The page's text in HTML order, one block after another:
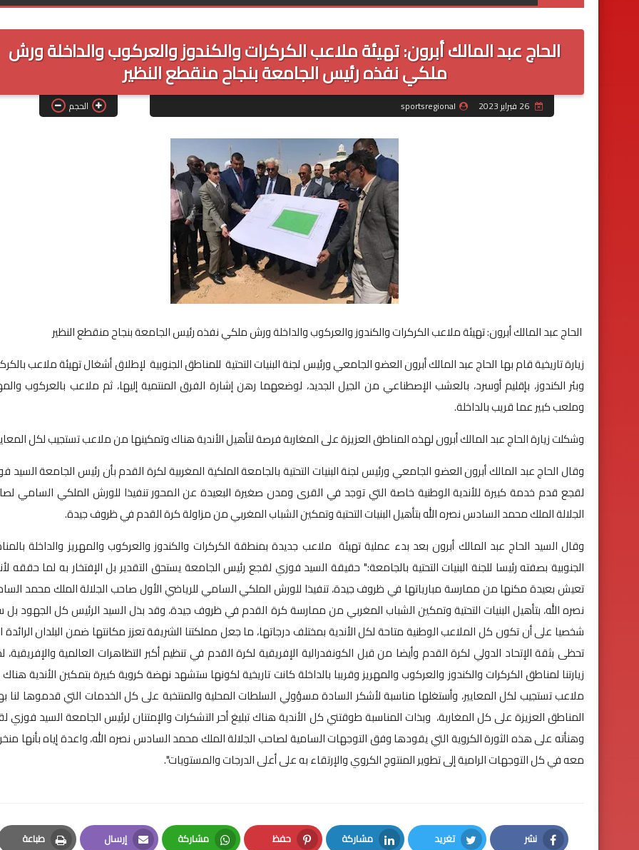
الحاج عبد المالك أبرون: تهيئة ملاعب الكركرات والكندوز والعركوب والداخلة ورش
ملكي نفذه رئيس الجامعة بنجاح منقطع النظير
sportsregional الحجم
الحاج عبد المالك أبرون: تهيئة ملاعب الكركرات والكندوز والعركوب والداخلة ورش ملكي نفذه رئيس الجامعة بنجاح منقطع النظير
زيارة تاريخية قام بها الحاج عبد المالك أبرون العضو الجامعي ورئيس لجنة البنيات التحتية للمناطق الجنوبية لإطلاق أشغال تهيئة ملاعب
وبئر الكندوز، بإقليم أوسرد، بالعشب الإصطناعي من الجيل الجديد، لوضعهما رهن إشارة الفرق المنتمية إليها، ثم ملاعب بالعركوب
وملعب كبير عما قريب بالداخلة.
وشكلت زيارة الحاج عبد المالك أبرون لهذه المناطق العزيزة على المغاربة فرصة لتأهيل الأندية هناك وتمكينها من ملاعب تستجيب لكل
وقال الحاج عبد المالك أبرون العضو الجامعي ورئيس لجنة البنيات التحتية بالجامعة الملكية المغربية لكرة القدم بأن رئيس الجامعة السيد
لقجع قدم خدمة كبيرة للأندية الوطنية خاصة التي توجد في القرى ومدن صغيرة البعيدة عن المحور تنفيذا للورش الملكي السامي
الجلالة الملك محمد السادس نصره الله بتأهيل البنيات التحتية وتمكين الشباب المغربي من مزاولة كرة القدم في ظروف جيدة.
وقال السيد الحاج عبد المالك أبرون بعد بدء عملية تهيئة ملاعب جديدة بمنطقة الكركرات والكندوز والعركوب والمهريز والداخلة
الجنوبية بصفته رئيسا للجنة البنيات التحتية بالجامعة:" حقيقة السيد فوزي لقجع رئيس الجامعة يستحق التقدير بل الإفتخار به لما حققه
تعيش بعيدة مكنها من ممارسة مبارياتها في ظروف جيدة، تنفيذا للورش الملكي السامي للرياضي الأول صاحب الجلالة الملك محمد
نصره الله، بتأهيل البنيات التحتية وتمكين الشباب المغربي من ممارسة كرة القدم في ظروف جيدة، وقد بذل السيد الرئيس كل الجهود
شخصيا على أن تكون كل الملاعب الوطنية متاحة لكل الأندية بمختلف درجاتها، ما جعل مملكتنا الشريفة تعزز مكانتها ضمن البلدان الرائدة
تحظى بثقة الإتحاد الدولي لكرة القدم وأيضا من قبل الكونفدرالية الإفريقية لكرة القدم في تنظيم أكبر التظاهرات العالمية والإفريقية،
زيارتنا لمناطق الكركرات والكندوز والعركوب والمهريز وقريبا بالداخلة كانت تاريخية لكونها ستشهد نهضة كروية كبيرة بتمكين الأندية
ملاعب تستجيب لكل المعايير، وأستغلها مناسبة لأشكر السادة مسؤولي السلطات المحلية والمنتخبة على كل الخدمات التي قدموها لنا
المناطق العزيزة على كل المغاربة، وبذات المناسبة طوقتني كل الأندية هناك تبليغ أحر التشكرات والإمتنان لرئيس الجامعة السيد فوزي
وهنأته على هذه الثورة الكروية التي يقودها وفق التوجهات السامية لصاحب الجلالة الملك محمد السادس نصره الله، واعدة إياه بأنها
معه في كل التوجهات الرامية إلى تطوير المنتوج الكروي والإرتقاء به على أعلى الدرجات والمستويات".
نشر تغريد مشاركة حفظ مشاركة إرسال طباعة